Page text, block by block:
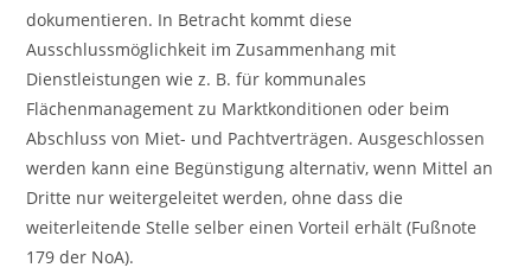
dokumentieren. In Betracht kommt diese
Ausschlussmöglichkeit im Zusammenhang mit
Dienstleistungen wie z. B. für kommunales
Flächenmanagement zu Marktkonditionen oder beim
Abschluss von Miet- und Pachtverträgen. Ausgeschlossen
werden kann eine Begünstigung alternativ, wenn Mittel an
Dritte nur weitergeleitet werden, ohne dass die
weiterleitende Stelle selber einen Vorteil erhält (Fußnote
179 der NoA).